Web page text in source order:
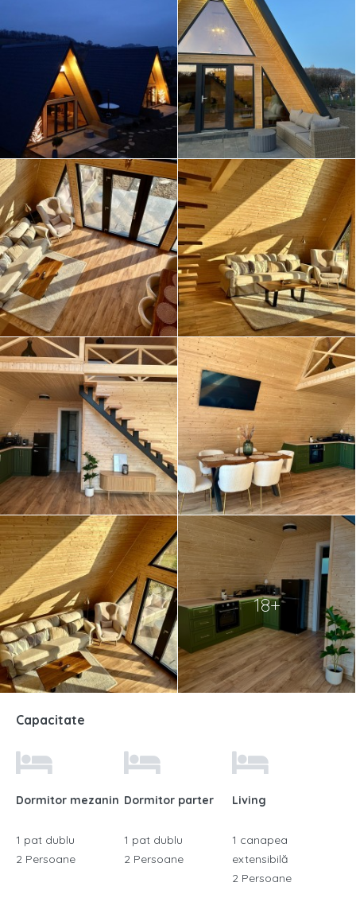
18+
Capacitate
Dormitor mezanin
1 pat dublu
2 Persoane
Dormitor parter
1 pat dublu
2 Persoane
Living
1 canapea
extensibilă
2 Persoane